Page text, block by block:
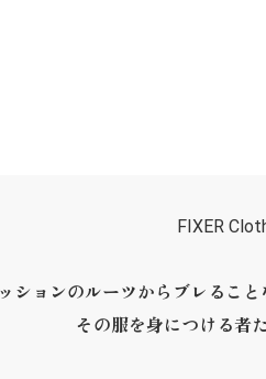
FIXER
ションのルーツからブレるこ
その服を身につける者